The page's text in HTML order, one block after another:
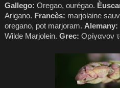
Gallego: Oregao, ourégao.
Arigano. Francès: marjolaine
oregano, pot marjoram. Alemany:
Wilde Marjolein. Grec: Ορίγανον